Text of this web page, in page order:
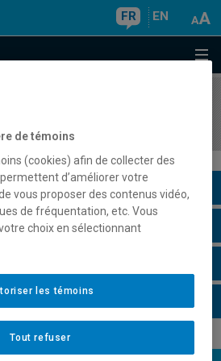
FR EN
de témoins
(cookies) afin de collecter des
d’améliorer votre
vous proposer des contenus vidéo,
de fréquentation, etc. Vous
choix en sélectionnant
Tout refuser
les témoins